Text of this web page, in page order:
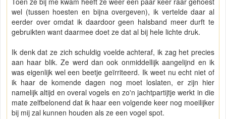
wel (tussen hoesten en bijna overgeven), ik vertelde daar al
eerder over omdat ik daardoor geen halsband meer durft te
gebruikten want daarmee doet ze dat al bij hele lichte druk.
Ik denk dat ze zich schuldig voelde achteraf, ik zag het precies
aan haar blik. Ze werd dan ook onmiddellijk aangelijnd en ik
was eigenlijk wel een beetje geïrriteerd. Ik weet nu echt niet of
ik haar de komende dagen nog moet loslaten, er zijn hier
namelijk altijd en overal vogels en zo'n jachtpartijtje werkt in die
mate zelfbelonend dat ik haar een volgende keer nog moeilijker
bij mij zal kunnen houden als ze een vogel spot.